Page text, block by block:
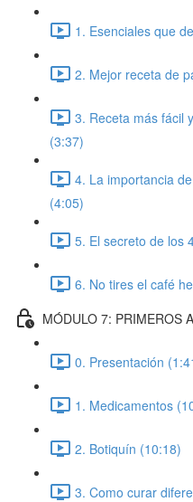
1. Esenciales que
2. Mejor receta de
3. Receta más fácil
(3:37)
4. La importancia
(4:05)
5. El secreto de los
6. No tires el café
MÓDULO 7: PRIMEROS
0. Presentación
1. Medicamentos
2. Botiquín (10:18)
3. Como curar